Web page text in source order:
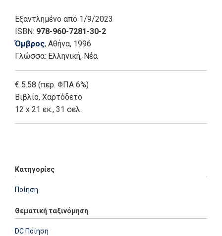
Εξαντλημένο από 1/9/2023
ISBN: 978-960-7281-30-2
Όμβρος, Αθήνα, 1996
Γλώσσα: Ελληνική, Νέα
€ 5.58 (περ. ΦΠΑ 6%)
Βιβλίο, Χαρτόδετο
12 x 21 εκ., 31 σελ.
Κατηγορίες
Ποίηση
Θεματική ταξινόμηση
DC Ποίηση